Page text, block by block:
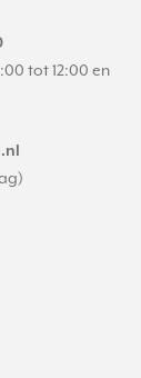
tot 12:00 en